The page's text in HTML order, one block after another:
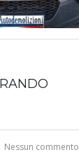
Nessun commento